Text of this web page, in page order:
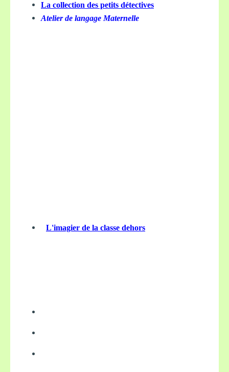
La collection des petits détectives
Atelier de langage Maternelle
L'imagier de la classe dehors